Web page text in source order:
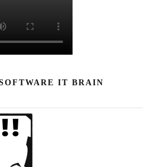
IT BRAIN